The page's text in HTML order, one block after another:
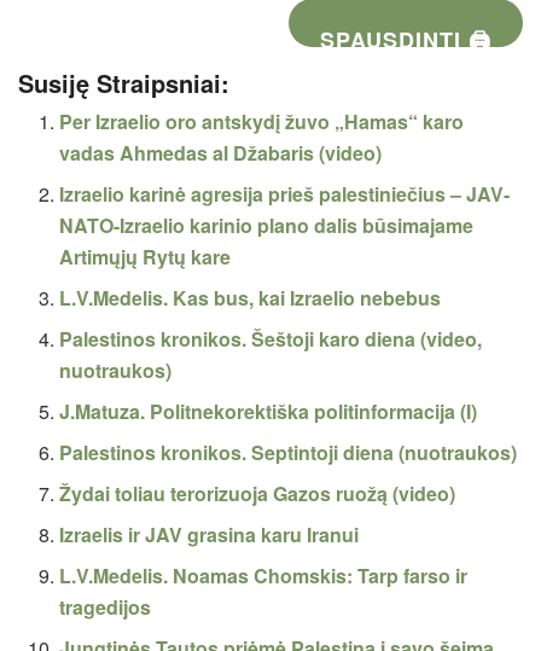
SPAUSDINTI 🖨
Susiję Straipsniai:
Per Izraelio oro antskydį žuvo „Hamas“ karo
vadas Ahmedas al Džabaris (video)
Izraelio karinė agresija prieš palestiniečius – JAV-
NATO-Izraelio karinio plano dalis būsimajame
Artimųjų Rytų kare
L.V.Medelis. Kas bus, kai Izraelio nebebus
Palestinos kronikos. Šeštoji karo diena (video,
nuotraukos)
J.Matuza. Politnekorektiška politinformacija (I)
Palestinos kronikos. Septintoji diena (nuotraukos)
Žydai toliau terorizuoja Gazos ruožą (video)
Izraelis ir JAV grasina karu Iranui
L.V.Medelis. Noamas Chomskis: Tarp farso ir
tragedijos